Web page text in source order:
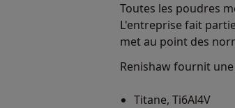
Toutes les poudres
L'entreprise fait
met au point des
Renishaw fournit
Titane, Ti6Al4V